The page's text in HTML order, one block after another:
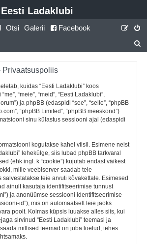
Eesti Ladaklubi
Otsi Galerii Facebook
t
Privaatsuspoliis
kuidas “Eesti Ladaklubi” koos
“meie”, “meid”, “Eesti Ladaklubi”,
ja phpBB (edaspidi “see”, “selle”, “phpBB
“phpBB Limited”, “phpBB meeskond”)
sinu külastus sessiooni ajal (edaspidi
kogutakse kahel viisil. Esimene neist
lehekülge, siis lubad phpBB tarkvaral
(ehk ingl. k “cookie”) kujutab endast väikest
mille veebiserver saadab teie
teie arvuti kõvakettale. Esimesed
ainult kasutaja identifitseerimise tunnust
ja anonüümse sessiooni identifitseerimise
id”), mis on automaatselt teie jaoks
poolt. Kolmas küpsis luuakse alles siis, kui
sirvinud “Eesti Ladaklubi” teemasi ja
millised teemad on juba loetud, tehes